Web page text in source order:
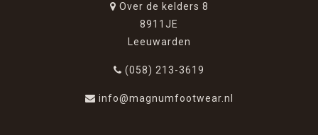
Over de kelders 8
8911JE
Leeuwarden
(058) 213-3619
info@magnumfootwear.nl